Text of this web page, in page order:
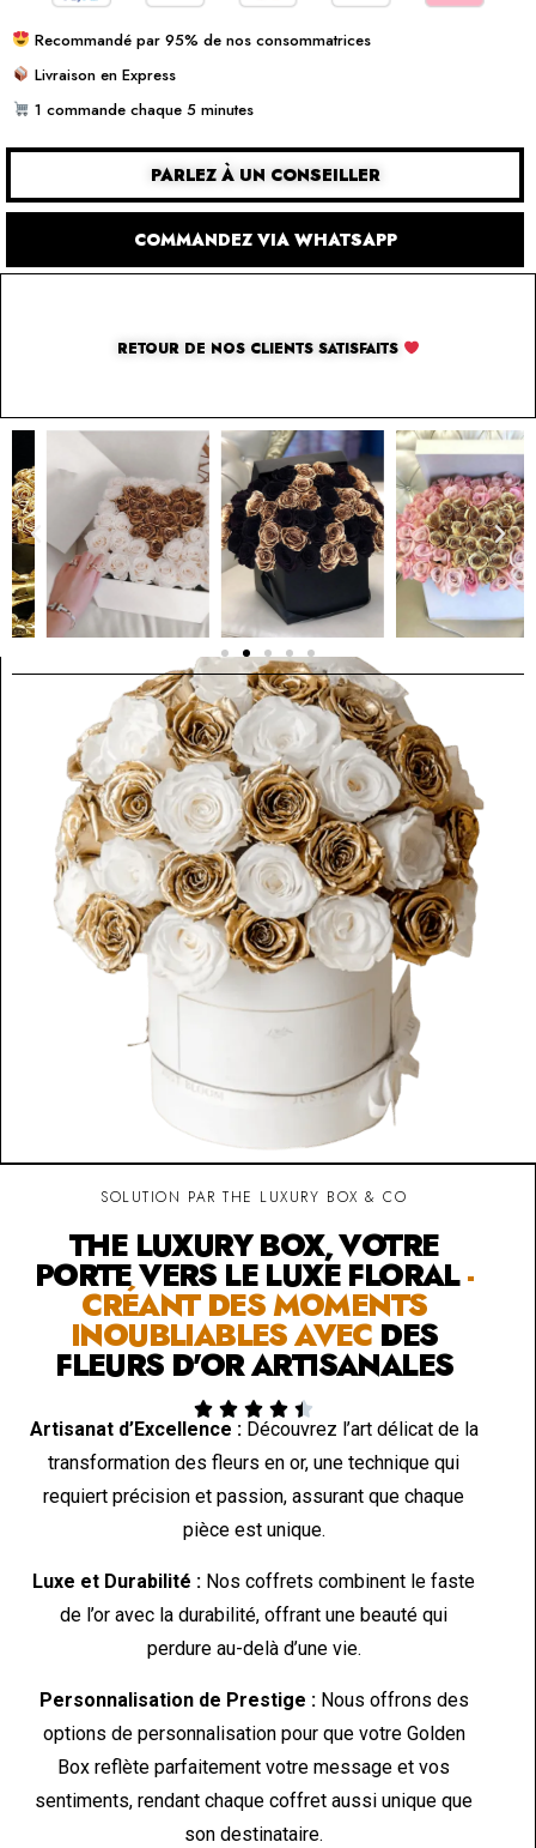
Recommandé par 95% de nos consommatrices
Livraison en Express
1 commande chaque 5 minutes
PARLEZ À UN CONSEILLER
COMMANDEZ VIA WHATSAPP
RETOUR DE NOS CLIENTS SATISFAITS
SOLUTION PAR THE LUXURY BOX & CO
THE LUXURY BOX, VOTRE
PORTE VERS LE LUXE FLORAL-
CRÉANT DES MOMENTS
INOUBLIABLES AVEC DES
FLEURS D'OR ARTISANALES
    
Artisanat d’Excellence :Découvrez l’art délicat de la
transformation des fleurs en or, une technique qui
requiert précision et passion, assurant que chaque
pièce est unique.
Luxe et Durabilité : Nos coffrets combinent le faste
de l’or avec la durabilité, offrant une beauté qui
perdure au-delà d’une vie.
Personnalisation de Prestige :Nous offrons des
options de personnalisation pour que votre Golden
Box reflète parfaitement votre message et vos
sentiments, rendant chaque coffret aussi unique que
son destinataire.